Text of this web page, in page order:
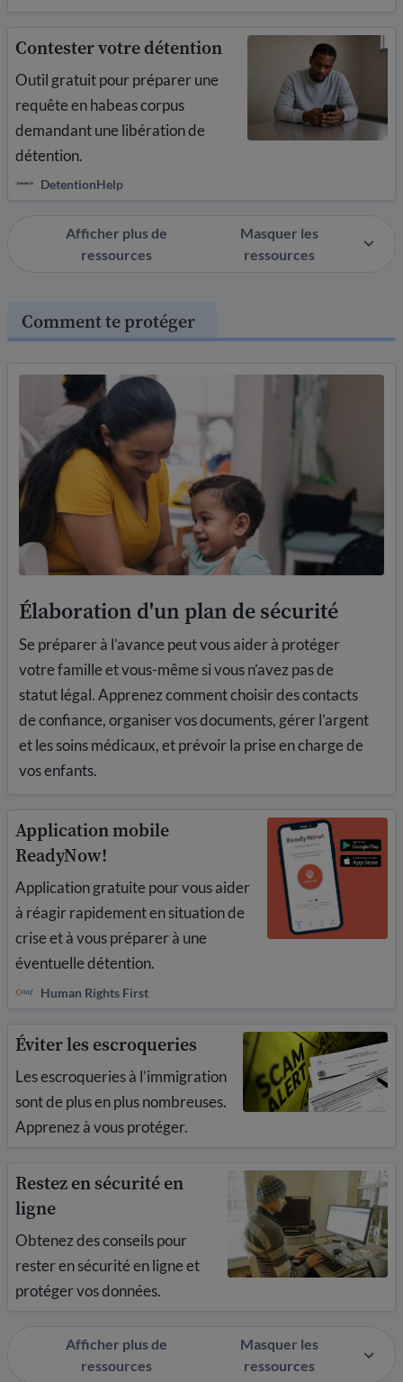
Contester votre détention
Outil gratuit pour préparer une
requête en habeas corpus
demandant une libération de
détention.
DetentionHelp
Afficher plus de
ressources
Masquer les
ressources
Comment te protéger
Élaboration d'un plan de sécurité
Se préparer à l’avance peut vous aider à protéger
votre famille et vous-même si vous n’avez pas de
statut légal. Apprenez comment choisir des contacts
de confiance, organiser vos documents, gérer l’argent
et les soins médicaux, et prévoir la prise en charge de
vos enfants.
Application mobile
ReadyNow!
Application gratuite pour vous aider
à réagir rapidement en situation de
crise et à vous préparer à une
éventuelle détention.
Human Rights First
Éviter les escroqueries
Les escroqueries à l’immigration
sont de plus en plus nombreuses.
Apprenez à vous protéger.
Restez en sécurité en
ligne
Obtenez des conseils pour
rester en sécurité en ligne et
protéger vos données.
Afficher plus de
ressources
Masquer les
ressources